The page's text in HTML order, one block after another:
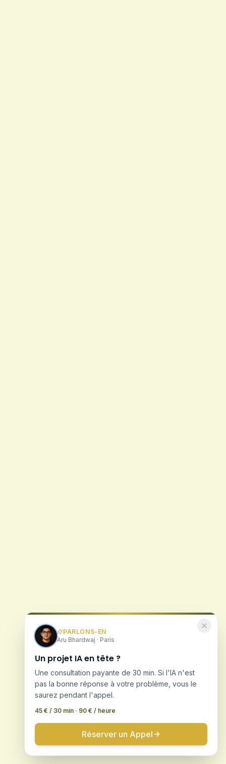
PARLONS-EN
Aru Bhardwaj · Paris
Un projet IA en tête ?
Une consultation payante de 30 min. Si l'IA n'est
pas la bonne réponse à votre problème, vous le
saurez pendant l'appel.
45 € / 30 min · 90 € / heure
Réserver un Appel